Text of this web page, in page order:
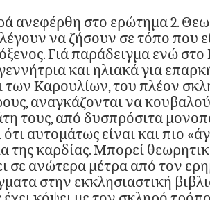
ανεφέρθη στο ερώτημα 2.
να ζήσουν σε τόπο που
Γιά παράδειγμα ενώ
και ηλιακά για
των Καρουλίων, του πλέον
αναγκάζονται να
τους, από δυσπρόσιτα
ότι αυτομάτως είναι και πιο
της καρδίας. Μπορεί
σε ανώτερα μέτρα από τον
στην εκκλησιαστική